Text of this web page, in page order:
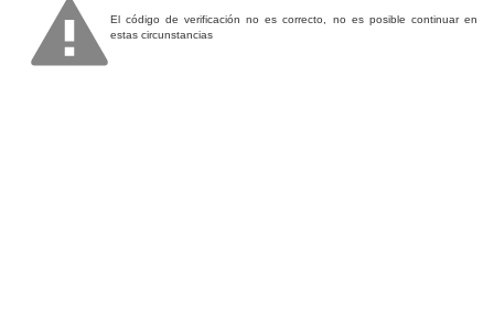
El código de verificación no es correcto, no es posible continuar en
estas circunstancias